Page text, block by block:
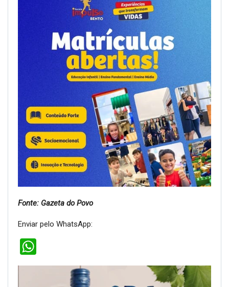
Fonte: Gazeta do Povo
Enviar pelo WhatsApp: